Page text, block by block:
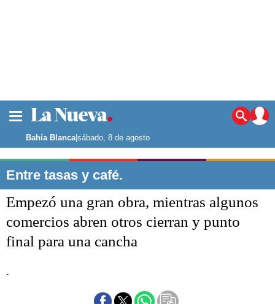
Noticias
La ciudad
Punta Alta
El mundo
Seguridad
Deportes
Escenario Olímpico
Fútbol
Bahía Blanca|sábado, 8 de agosto
Entre tasas y café.
Empezó una gran obra, mientras algunos
comercios abren otros cierran y punto
final para una cancha
.